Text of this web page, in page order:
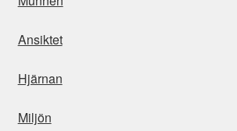
Ansiktet
Hjärnan
Miljön